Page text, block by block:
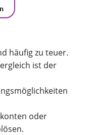
häufig zu teuer.
ist der
oder